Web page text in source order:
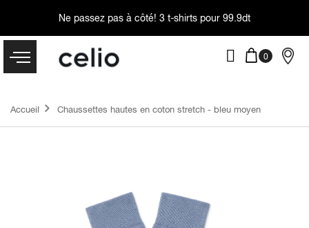
Ne passez pas à côté! 3 t-shirts pour 99.9dt
Accueil Chaussettes hautes en coton stretch - bleu moyen